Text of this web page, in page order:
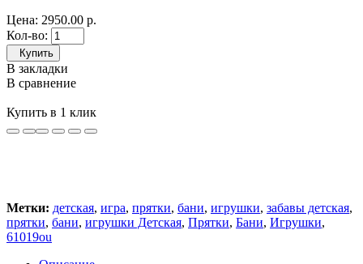
Цена: 2950.00 р.
Кол-во:
Купить
В закладки
В сравнение
Купить в 1 клик
Метки: детская, игра, прятки, бани, игрушки, забавы детская,
прятки, бани, игрушки Детская, Прятки, Бани, Игрушки,
61019ou